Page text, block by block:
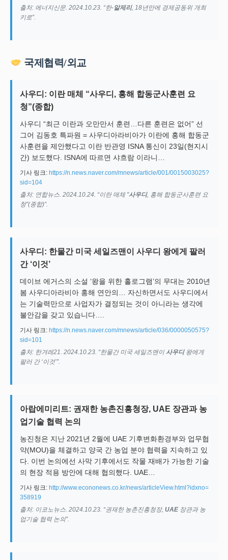
출처: 에너지신문. 2024.10.23. “한-알제리, 18년만에 경제공동위 개최
키로”.
국제협력/외교
사우디: 이란 매체 “사우디, 홍해 합동군사훈련 요
청”(종합)
사우디 “최근 이란과 오만만서 훈련…다른 훈련은 없어” 선
그어 김동호 특파원 = 사우디아라비아가 이란에 홍해 합동군
사훈련을 제안했다고 이란 반관영 ISNA 통신이 23일(현지시
간) 보도했다. ISNA에 따르면 샤흐람 이라니…
기사 링크: https://n.news.naver.com/mnews/article/001/0015003025?
sid=104
출처: 연합뉴스. 2024.10.24. “이란 매체 "사우디, 홍해 합동군사훈련 요
청"(종합)”.
사우디: 한물간 미국 세일즈맨이 사우디 왕에게 팔러
간 ‘이것’
데이브 에거스의 소설 ‘왕을 위한 홀로그램’의 무대는 2010년
봄 사우디아라비아 홍해 연안의… 자신하면서도 사우디에서
는 기술력만으로 사업자가 결정되는 것이 아니라는 생각에
불안감을 갖고 있습니다….
기사 링크: https://n.news.naver.com/mnews/article/036/0000050575?
sid=101
출처: 한겨레21. 2024.10.23. “한물간 미국 세일즈맨이 사우디왕에게
팔러 간 ‘이것’”.
아랍에미리트: 권재한 농촌진흥청장, UAE 장관과 농
업기술 협력 논의
농진청은 지난 2021년 2월에 UAE 기후변화환경부와 업무협
약(MOU)을 체결하고 양국 간 농업 분야 협력을 지속하고 있
다. 이번 논의에선 사막 기후에서도 작물 재배가 가능한 기술
의 현장 적용 방안에 대해 협의했다. UAE…
기사 링크: http://www.econonews.co.kr/news/articleView.html?idxno=
358919
출처: 이코노뉴스. 2024.10.23. “권재한 농촌진흥청장, UAE장관과 농
업기술 협력 논의”.